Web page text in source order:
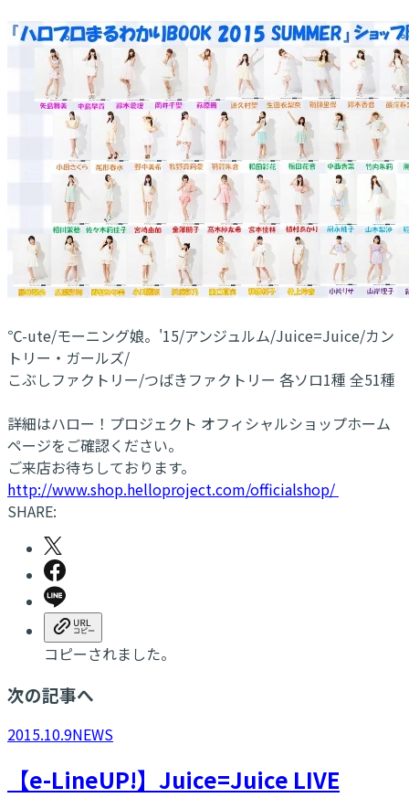
℃-ute/モーニング娘。'15/アンジュルム/Juice=Juice/カン
トリー・ガールズ/
こぶしファクトリー/つばきファクトリー 各ソロ1種 全51種
詳細はハロー！プロジェクト オフィシャルショップホーム
ページをご確認ください。
ご来店お待ちしております。
http://www.shop.helloproject.com/officialshop/
SHARE:
コピーされました。
次の記事へ
2015.10.9NEWS
【e-LineUP!】Juice=Juice LIVE